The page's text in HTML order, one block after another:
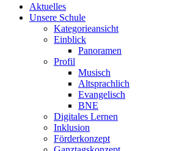
Aktuelles
Unsere Schule
Kategorieansicht
Einblick
Panoramen
Profil
Musisch
Altsprachlich
Evangelisch
BNE
Digitales Lernen
Inklusion
Förderkonzept